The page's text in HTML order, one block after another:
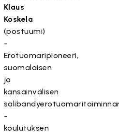
Klaus
Koskela
(postuumi)
-
Erotuomaripioneeri,
suomalaisen
ja
kansainvälisen
-
koulutuksen